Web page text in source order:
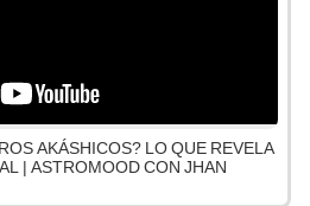
AKÁSHICOS? LO QUE REVELA
| ASTROMOOD CON JHAN